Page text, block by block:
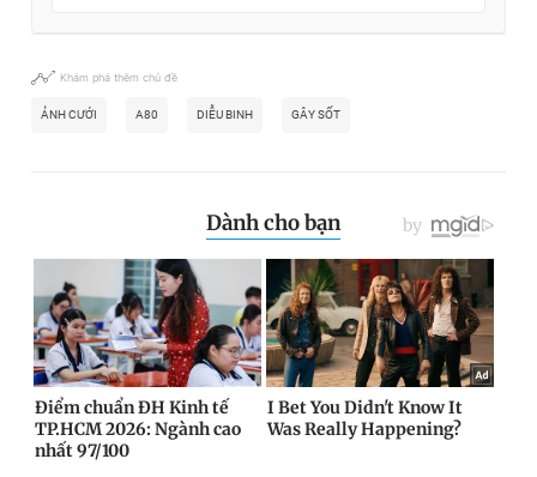
Khám phá thêm chủ đề
ẢNH CƯỚI A80 DIỄU BINH GÂY SỐT